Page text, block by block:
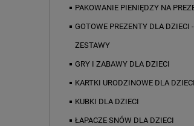
PAKOWANIE PIENIĘDZY NA
GOTOWE PREZENTY DLA DZIECI -
ZESTAWY
GRY I ZABAWY DLA DZIECI
KARTKI URODZINOWE DLA DZIECI
KUBKI DLA DZIECI
ŁAPACZE SNÓW DLA DZIECI